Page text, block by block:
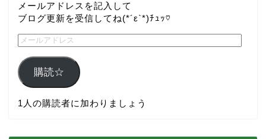
メールアドレスを記入して
ブログ更新を受信してね(*´ε`*)ﾁｭｯ♡
購読☆
1人の購読者に加わりましょう